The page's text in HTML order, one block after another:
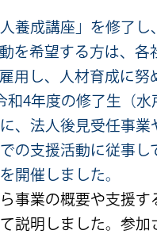
人養成講座」を修了
を希望する方は、各
用し、人材育成に努
和4年度の修了生（水
、法人後見受任事業
の支援活動に従事し
開催しました。
事業の概要や支援す
説明しました。参加